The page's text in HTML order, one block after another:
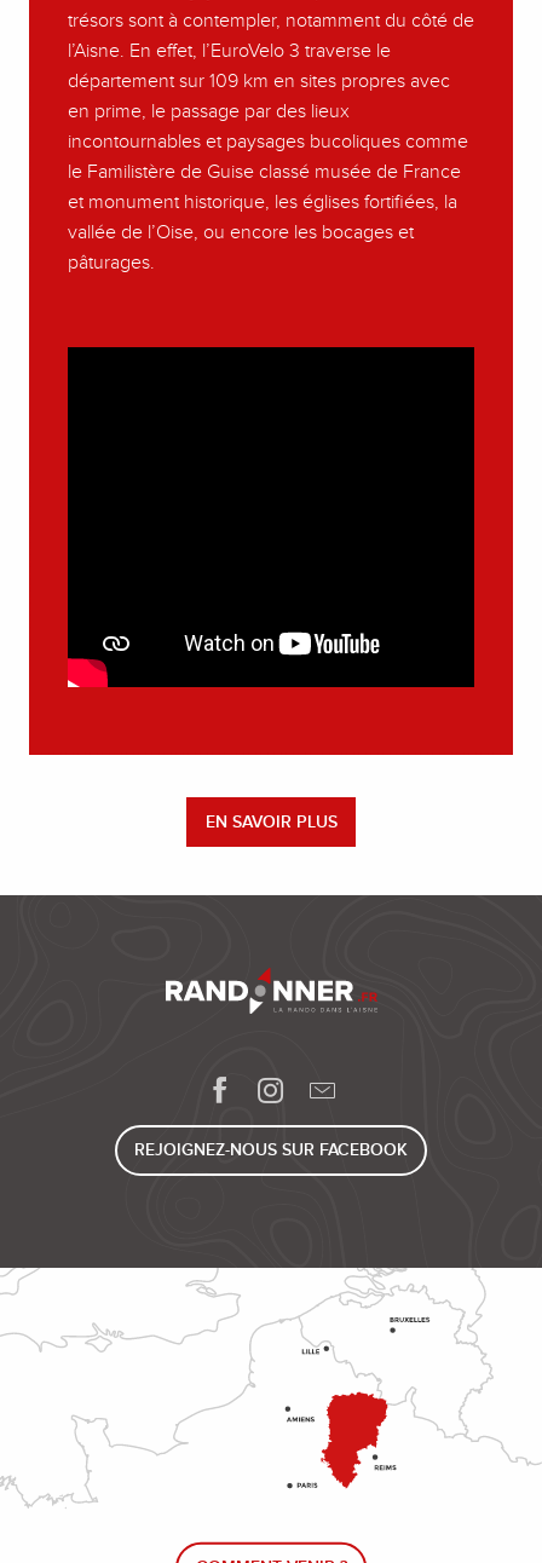
trésors sont à contempler, notamment du côté de
l’Aisne. En effet, l’EuroVelo 3 traverse le
département sur 109 km en sites propres avec
en prime, le passage par des lieux
incontournables et paysages bucoliques comme
le Familistère de Guise classé musée de France
et monument historique, les églises fortifiées, la
vallée de l’Oise, ou encore les bocages et
pâturages.
EN SAVOIR PLUS
REJOIGNEZ-NOUS SUR FACEBOOK